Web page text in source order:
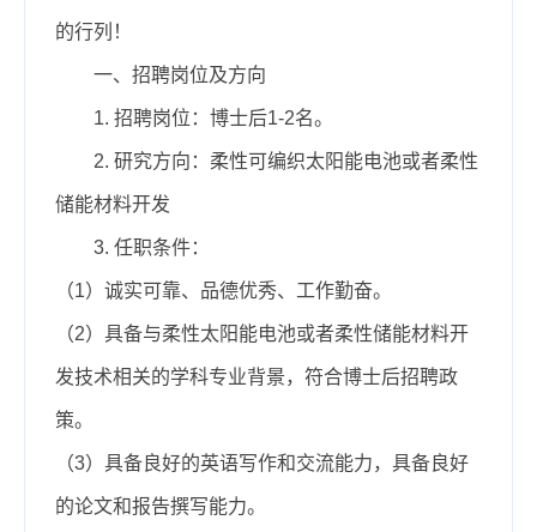
的行列！
一、招聘岗位及方向
1. 招聘岗位：博士后1-2名。
2. 研究方向：柔性可编织太阳能电池或者柔性
储能材料开发
3. 任职条件：
（1）诚实可靠、品德优秀、工作勤奋。
（2）具备与柔性太阳能电池或者柔性储能材料开
发技术相关的学科专业背景， 符合博士后招聘政
策。
（3） 具备良好的英语写作和交流能力， 具备良好
的论文和报告撰写能力。